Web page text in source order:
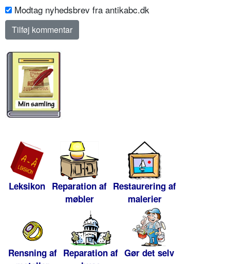
Modtag nyhedsbrev fra antikabc.dk
Leksikon Reparation af
møbler
Restaurering af
malerier
Rensning af Reparation af Gør det selv